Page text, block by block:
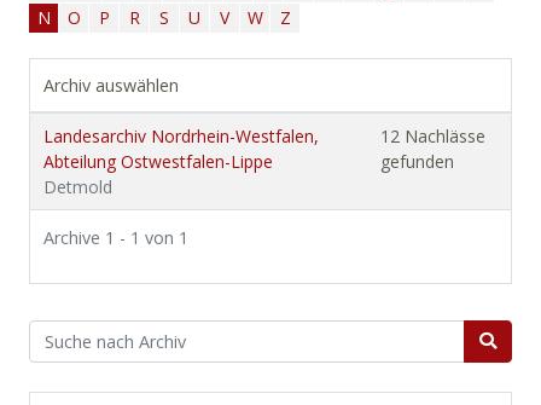
N
O P R S U V W Z
Archiv auswählen
Landesarchiv Nordrhein-Westfalen,
Abteilung Ostwestfalen-Lippe
Detmold
12 Nachlässe
gefunden
Archive 1 - 1 von 1